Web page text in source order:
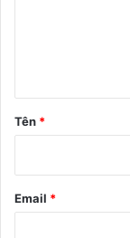
n
Tên *
Email *